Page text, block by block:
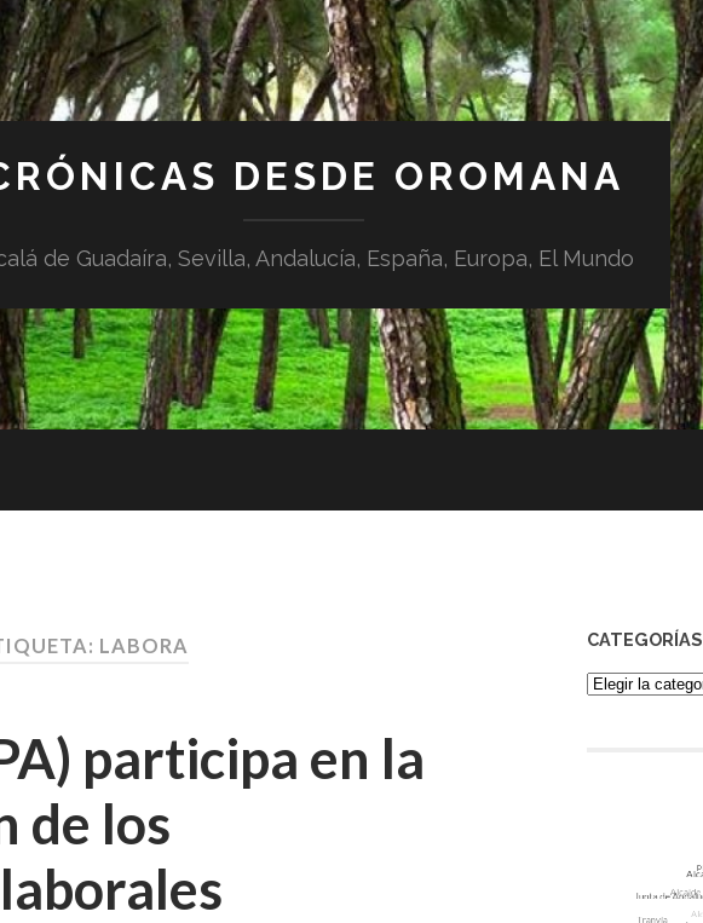
DESDE OROMANA
de Guadaíra, Sevilla, Andalucía, España, Europa, El Mundo
LABORA
participa en la
de los
CATEGORÍAS